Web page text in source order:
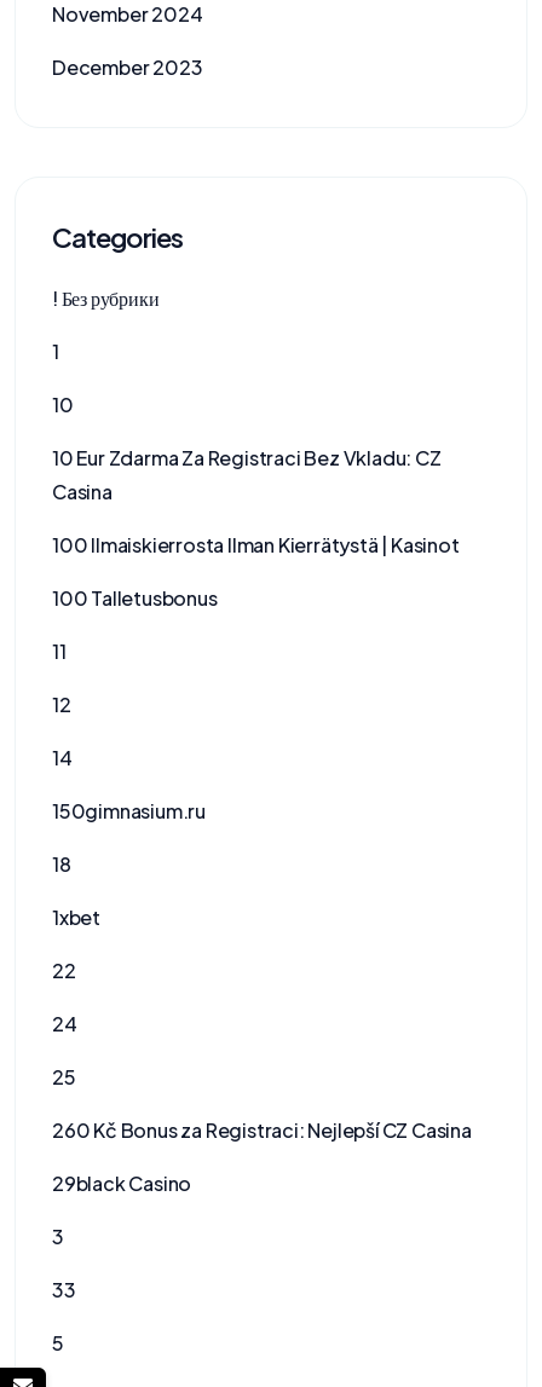
November 2024
December 2023
Categories
! Без рубрики
1
10
10 Eur Zdarma Za Registraci Bez Vkladu: CZ
Casina
100 Ilmaiskierrosta Ilman Kierrätystä | Kasinot
100 Talletusbonus
11
12
14
150gimnasium.ru
18
1xbet
22
24
25
260 Kč Bonus za Registraci: Nejlepší CZ Casina
29black Casino
3
33
5